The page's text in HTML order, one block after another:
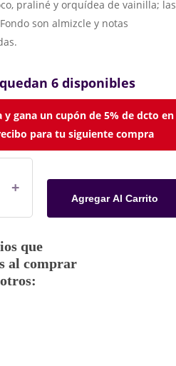
praliné y orquídea de vainilla; las
son almizcle y notas
6 disponibles
y gana un cupón de 5% de dcto en
para tu siguiente compra
Agregar Al Carrito
que
al comprar